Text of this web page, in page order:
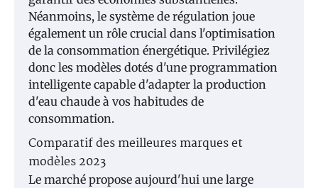
Néanmoins, le système de régulation joue
également un rôle crucial dans l'optimisation
de la consommation énergétique. Privilégiez
donc les modèles dotés d'une programmation
intelligente capable d'adapter la production
d'eau chaude à vos habitudes de
consommation.
Comparatif des meilleures marques et
modèles 2023
Le marché propose aujourd'hui une large